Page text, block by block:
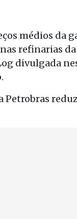
médios da
refinarias
divulgada
Petrobras